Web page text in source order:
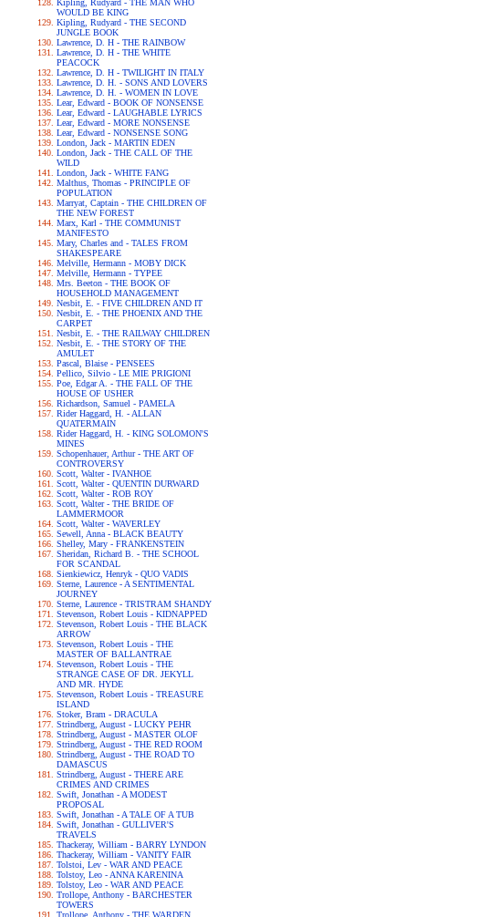
Kipling, Rudyard - THE MAN WHO
WOULD BE KING
Kipling, Rudyard - THE SECOND
JUNGLE BOOK
Lawrence, D. H - THE RAINBOW
Lawrence, D. H - THE WHITE
PEACOCK
Lawrence, D. H - TWILIGHT IN ITALY
Lawrence, D. H. - SONS AND LOVERS
Lawrence, D. H. - WOMEN IN LOVE
Lear, Edward - BOOK OF NONSENSE
Lear, Edward - LAUGHABLE LYRICS
Lear, Edward - MORE NONSENSE
Lear, Edward - NONSENSE SONG
London, Jack - MARTIN EDEN
London, Jack - THE CALL OF THE
WILD
London, Jack - WHITE FANG
Malthus, Thomas - PRINCIPLE OF
POPULATION
Marryat, Captain - THE CHILDREN OF
THE NEW FOREST
Marx, Karl - THE COMMUNIST
MANIFESTO
Mary, Charles and - TALES FROM
SHAKESPEARE
Melville, Hermann - MOBY DICK
Melville, Hermann - TYPEE
Mrs. Beeton - THE BOOK OF
HOUSEHOLD MANAGEMENT
Nesbit, E. - FIVE CHILDREN AND IT
Nesbit, E. - THE PHOENIX AND THE
CARPET
Nesbit, E. - THE RAILWAY CHILDREN
Nesbit, E. - THE STORY OF THE
AMULET
Pascal, Blaise - PENSEES
Pellico, Silvio - LE MIE PRIGIONI
Poe, Edgar A. - THE FALL OF THE
HOUSE OF USHER
Richardson, Samuel - PAMELA
Rider Haggard, H. - ALLAN
QUATERMAIN
Rider Haggard, H. - KING SOLOMON'S
MINES
Schopenhauer, Arthur - THE ART OF
CONTROVERSY
Scott, Walter - IVANHOE
Scott, Walter - QUENTIN DURWARD
Scott, Walter - ROB ROY
Scott, Walter - THE BRIDE OF
LAMMERMOOR
Scott, Walter - WAVERLEY
Sewell, Anna - BLACK BEAUTY
Shelley, Mary - FRANKENSTEIN
Sheridan, Richard B. - THE SCHOOL
FOR SCANDAL
Sienkiewicz, Henryk - QUO VADIS
Sterne, Laurence - A SENTIMENTAL
JOURNEY
Sterne, Laurence - TRISTRAM SHANDY
Stevenson, Robert Louis - KIDNAPPED
Stevenson, Robert Louis - THE BLACK
ARROW
Stevenson, Robert Louis - THE
MASTER OF BALLANTRAE
Stevenson, Robert Louis - THE
STRANGE CASE OF DR. JEKYLL
AND MR. HYDE
Stevenson, Robert Louis - TREASURE
ISLAND
Stoker, Bram - DRACULA
Strindberg, August - LUCKY PEHR
Strindberg, August - MASTER OLOF
Strindberg, August - THE RED ROOM
Strindberg, August - THE ROAD TO
DAMASCUS
Strindberg, August - THERE ARE
CRIMES AND CRIMES
Swift, Jonathan - A MODEST
PROPOSAL
Swift, Jonathan - A TALE OF A TUB
Swift, Jonathan - GULLIVER'S
TRAVELS
Thackeray, William - BARRY LYNDON
Thackeray, William - VANITY FAIR
Tolstoi, Lev - WAR AND PEACE
Tolstoy, Leo - ANNA KARENINA
Tolstoy, Leo - WAR AND PEACE
Trollope, Anthony - BARCHESTER
TOWERS
Trollope, Anthony - THE WARDEN